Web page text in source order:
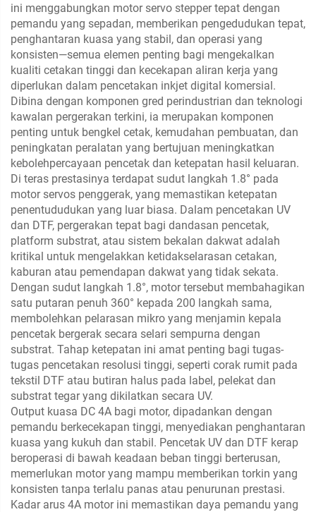
ini menggabungkan motor servo stepper tepat dengan
pemandu yang sepadan, memberikan pengedudukan tepat,
penghantaran kuasa yang stabil, dan operasi yang
konsisten—semua elemen penting bagi mengekalkan
kualiti cetakan tinggi dan kecekapan aliran kerja yang
diperlukan dalam pencetakan inkjet digital komersial.
Dibina dengan komponen gred perindustrian dan teknologi
kawalan pergerakan terkini, ia merupakan komponen
penting untuk bengkel cetak, kemudahan pembuatan, dan
peningkatan peralatan yang bertujuan meningkatkan
kebolehpercayaan pencetak dan ketepatan hasil keluaran.
Di teras prestasinya terdapat sudut langkah 1.8° pada
motor servos penggerak, yang memastikan ketepatan
penentududukan yang luar biasa. Dalam pencetakan UV
dan DTF, pergerakan tepat bagi dandasan pencetak,
platform substrat, atau sistem bekalan dakwat adalah
kritikal untuk mengelakkan ketidakselarasan cetakan,
kaburan atau pemendapan dakwat yang tidak sekata.
Dengan sudut langkah 1.8°, motor tersebut membahagikan
satu putaran penuh 360° kepada 200 langkah sama,
membolehkan pelarasan mikro yang menjamin kepala
pencetak bergerak secara selari sempurna dengan
substrat. Tahap ketepatan ini amat penting bagi tugas-
tugas pencetakan resolusi tinggi, seperti corak rumit pada
tekstil DTF atau butiran halus pada label, pelekat dan
substrat tegar yang dikilatkan secara UV.
Output kuasa DC 4A bagi motor, dipadankan dengan
pemandu berkecekapan tinggi, menyediakan penghantaran
kuasa yang kukuh dan stabil. Pencetak UV dan DTF kerap
beroperasi di bawah keadaan beban tinggi berterusan,
memerlukan motor yang mampu memberikan torkin yang
konsisten tanpa terlalu panas atau penurunan prestasi.
Kadar arus 4A motor ini memastikan daya pemandu yang